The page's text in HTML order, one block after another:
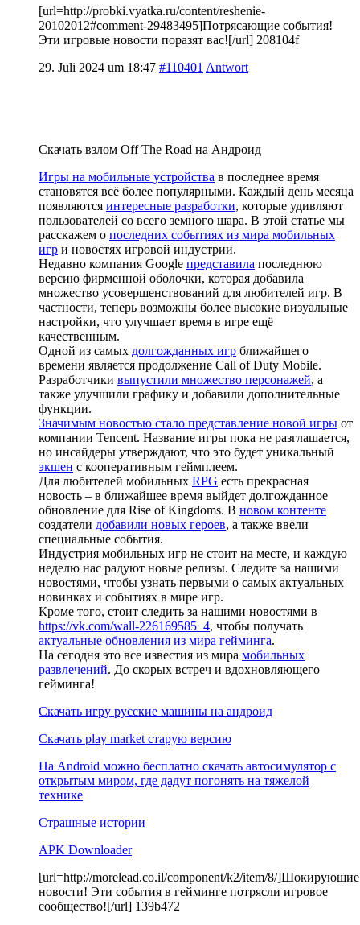
[url=http://probki.vyatka.ru/content/reshenie-
20102012#comment-29483495]Потрясающие события!
Эти игровые новости поразят вас![/url] 208104f
29. Juli 2024 um 18:47 #110401 Antwort
Скачать взлом Off The Road на Андроид
Игры на мобильные устройства в последнее время
становятся всё более популярными. Каждый день месяца
появляются интересные разработки, которые удивляют
пользователей со всего земного шара. В этой статье мы
расскажем о последних событиях из мира мобильных
игр и новостях игровой индустрии.
Недавно компания Google представила последнюю
версию фирменной оболочки, которая добавила
множество усовершенствований для любителей игр. В
частности, теперь возможны более высокие визуальные
настройки, что улучшает время в игре ещё
качественным.
Одной из самых долгожданных игр ближайшего
времени является продолжение Call of Duty Mobile.
Разработчики выпустили множество персонажей, а
также улучшили графику и добавили дополнительные
функции.
Значимым новостью стало представление новой игры от
компании Tencent. Название игры пока не разглашается,
но инсайдеры утверждают, что это будет уникальный
экшен с кооперативным геймплеем.
Для любителей мобильных RPG есть прекрасная
новость – в ближайшее время выйдет долгожданное
обновление для Rise of Kingdoms. В новом контенте
создатели добавили новых героев, а также ввели
специальные события.
Индустрия мобильных игр не стоит на месте, и каждую
неделю нас радуют новые релизы. Следите за нашими
новостями, чтобы узнать первыми о самых актуальных
новинках и событиях в мире игр.
Кроме того, стоит следить за нашими новостями в
https://vk.com/wall-226169585_4, чтобы получать
актуальные обновления из мира гейминга.
На сегодня это все известия из мира мобильных
развлечений. До скорых встреч и вдохновляющего
гейминга!
Скачать игру русские машины на андроид
Скачать play market старую версию
На Android можно бесплатно скачать автосимулятор с
открытым миром, где дадут погонять на тяжелой
технике
Страшные истории
APK Downloader
[url=http://morelead.co.il/component/k2/item/8/]Шокирующие
новости! Эти события в гейминге потрясли игровое
сообщество![/url] 139b472